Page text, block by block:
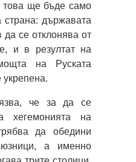
това ще бъде само
страна: държавата
се отклонява от
и в резултат на
на Руската
че за да се
хегемонията на
да обедини
а именно